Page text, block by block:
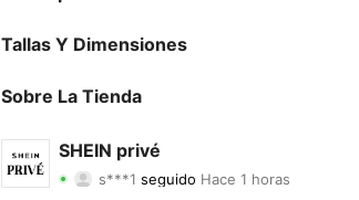
Tallas Y Dimensiones
Sobre La Tienda
SHEIN privé
s***1 seguido
4.93 Calificación 3.5KArtículos